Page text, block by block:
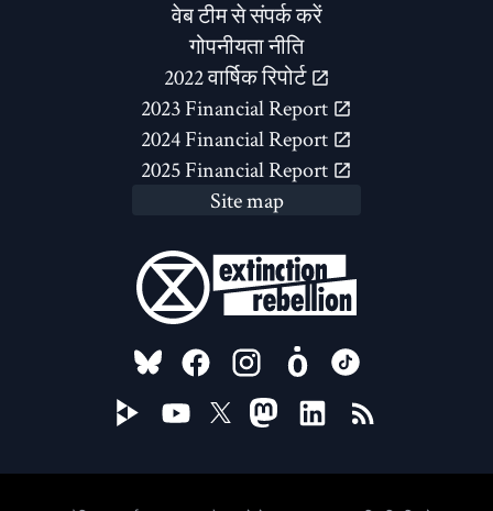
वेब टीम से संपर्क करें
गोपनीयता नीति
2022 वार्षिक रिपोर्ट
2023 Financial Report
2024 Financial Report
2025 Financial Report
Site map
FOLLOW US ON